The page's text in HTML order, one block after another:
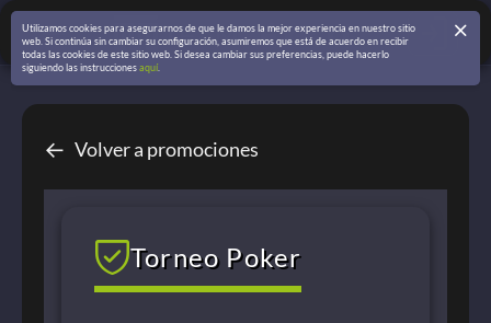
← Volver a promociones
Torneo Poker
Utilizamos cookies para asegurarnos de que le damos la mejor experiencia en nuestro sitio
web. Si continúa sin cambiar su configuración, asumiremos que está de acuerdo en recibir
todas las cookies de este sitio web. Si desea cambiar sus preferencias, puede hacerlo
siguiendo las instruccionesaquí